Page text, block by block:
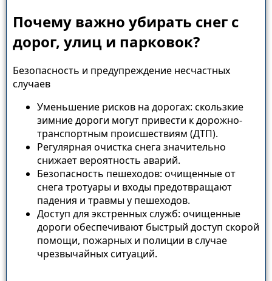
Почему важно убирать снег с
дорог, улиц и парковок?
Безопасность и предупреждение несчастных
случаев
Уменьшение рисков на дорогах: скользкие
зимние дороги могут привести к дорожно-
транспортным происшествиям (ДТП).
Регулярная очистка снега значительно
снижает вероятность аварий.
Безопасность пешеходов: очищенные от
снега тротуары и входы предотвращают
падения и травмы у пешеходов.
Доступ для экстренных служб: очищенные
дороги обеспечивают быстрый доступ скорой
помощи, пожарных и полиции в случае
чрезвычайных ситуаций.